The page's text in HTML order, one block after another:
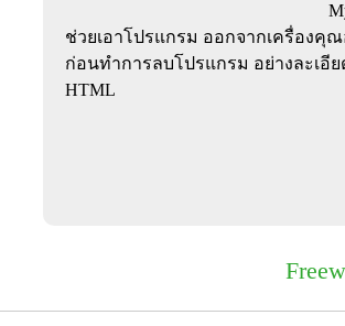
ช่วยเอาโปรแกรม ออกจากเครื่องคุ
ก่อนทำการลบโปรแกรม อย่างละเอี
HTML